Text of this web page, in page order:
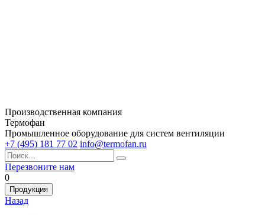
Производственная компания
Термофан
Промышленное оборудование для систем вентиляции
+7 (495) 181 77 02 info@termofan.ru
Перезвоните нам
0
Продукция
Назад